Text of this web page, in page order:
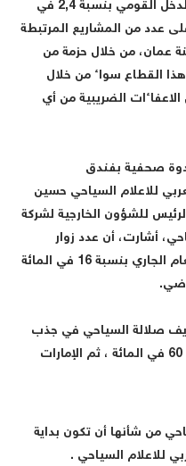
القومي بنسبة 2,4 في
عدد من المشاريع المرتبطة
عمان، من خلال حزمة من
القطاع سواء من خلال
الضريبية من أي
صحفية بفندق
للاعلام السياحي حسين
للشؤون الخارجية لشركة
أشارت، أن عدد زوار
الجاري بنسبة 16 في المائة
.
صلالة السياحي في جذب
60 في المائة ، ثم الإمارات
من شأنها أن تكون بداية
للاعلام السياحي .